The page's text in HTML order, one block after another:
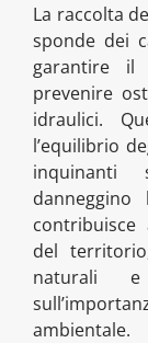
La raccolta
sponde dei
garantire il
prevenire
idraulici.
l’equilibrio
inquinanti
contribuisce
del
naturali e
ambientale.